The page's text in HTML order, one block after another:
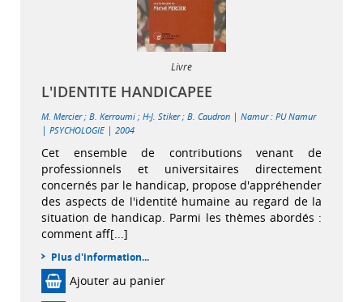
Livre
L'IDENTITE HANDICAPEE
M. Mercier; B. Kerroumi ; H-J. Stiker; B. Caudron | Namur : PU Namur
| PSYCHOLOGIE | 2004
Cet ensemble de contributions venant de
professionnels et universitaires directement
concernés par le handicap, propose d'appréhender
des aspects de l'identité humaine au regard de la
situation de handicap. Parmi les thèmes abordés :
comment aff[...]
Plus d'information...
Ajouter au panier